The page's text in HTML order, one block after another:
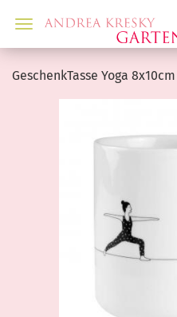
GeschenkTasse Yoga